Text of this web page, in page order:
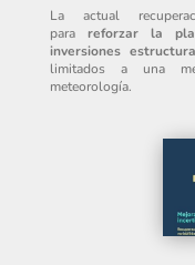
La actual
para reforzar la
inversiones
limitados a una
meteorología.